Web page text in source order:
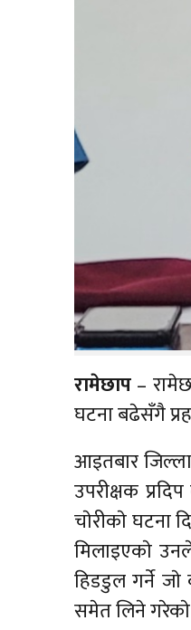
रामेछाप–
घटना बढेसँगै
आइतबार जिल्ला
उपरीक्षक
चाेरीकाे घटना
मिलाइएकाे
हिडडुल गर्ने
समेत लिने गरेकाे